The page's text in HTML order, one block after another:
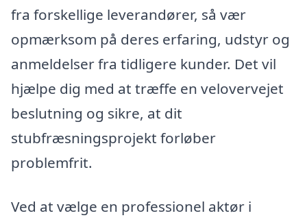
fra forskellige leverandører, så vær
opmærksom på deres erfaring, udstyr og
anmeldelser fra tidligere kunder. Det vil
hjælpe dig med at træffe en velovervejet
beslutning og sikre, at dit
stubfræsningsprojekt forløber
problemfrit.
Ved at vælge en professionel aktør i